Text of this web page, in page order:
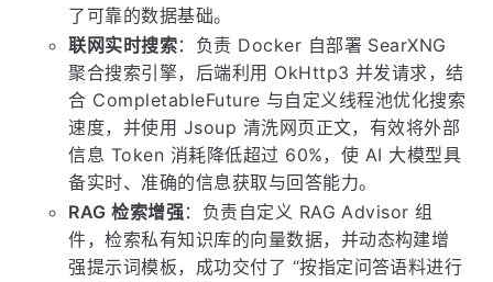
了可靠的数据基础。
联网实时搜索：负责 Docker 自部署 SearXNG
聚合搜索引擎，后端利用 OkHttp3 并发请求，结
合 CompletableFuture 与自定义线程池优化搜索
速度，并使用 Jsoup 清洗网页正文，有效将外部
信息 Token 消耗降低超过 60%，使 AI 大模型具
备实时、准确的信息获取与回答能力。
RAG 检索增强：负责自定义 RAG Advisor 组
件，检索私有知识库的向量数据，并动态构建增
强提示词模板，成功交付了 “按指定问答语料进行